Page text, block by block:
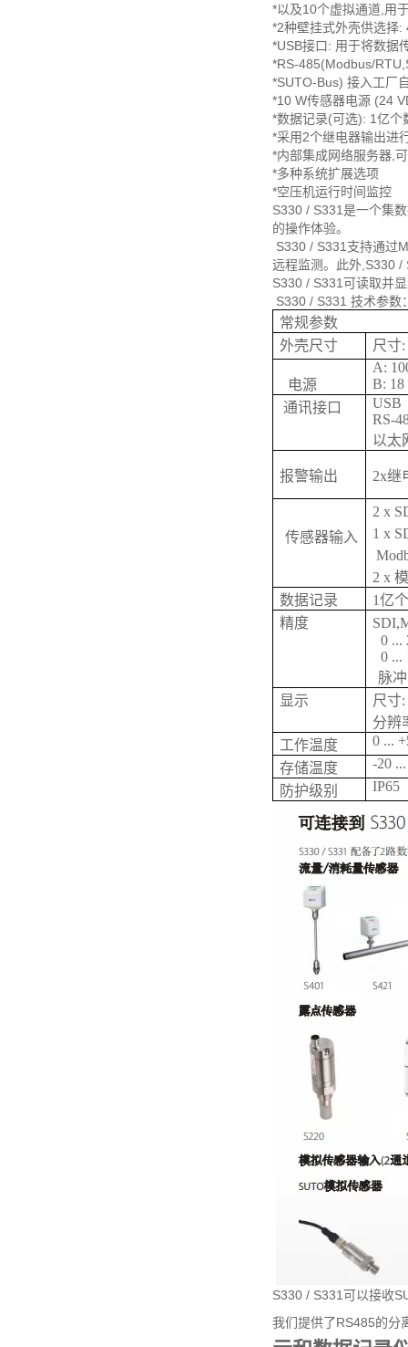
*以及10个虚拟通道,用
*2种壁挂式外壳供选择
*USB接口: 用于将数据
*RS-485(Modbus/
*SUTO-Bus) 接入工厂
*10 W传感器电源 (24
*数据记录(可选): 1亿个
*采用2个继电器输出进
*内部集成网络服务器,
*多种系统扩展选项
*空压机运行时间监控
S330 / S331是一个集
的操作体验。
S330 / S331支持通过
远程监测。此外,S330 /
S330 / S331可读取并
S330 / S331 技术参数
常规参数
外壳尺寸
尺寸:
电源
A:
B: 18
通讯接口
USB
RS-
以太
报警输出 2x继
传感器输入
2 x
1 x
2 x
数据记录
1亿
精度
0 ...
0 ...
脉
显示
尺寸:
分辨
工作温度
0 ...
存储温度
-20
防护级别
IP65
S330 / S331可以接收
我们提供了RS485的分